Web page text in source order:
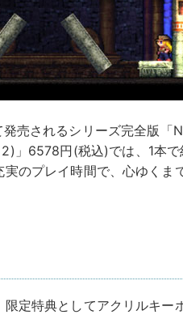
売されるシリーズ完全版「
」6578円(税込)では、1本
のプレイ時間で、心ゆくま
定特典としてアクリルキー